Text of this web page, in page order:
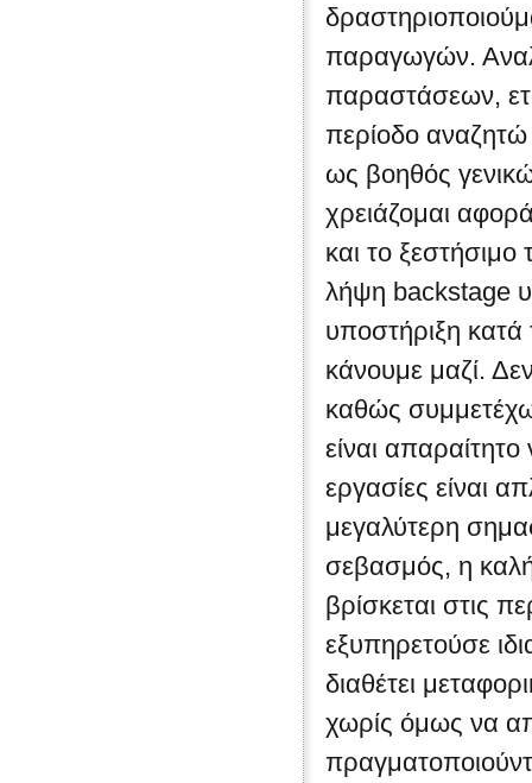
παραγωγών.
παραστάσεων,
περίοδο
ως βοηθός
χρειάζομαι
και το
λήψη backstage
υποστήριξη
κάνουμε μαζί.
καθώς
είναι
εργασίες είναι
μεγαλύτερη
σεβασμός, η
βρίσκεται στις
εξυπηρετούσε
διαθέτει
χωρίς όμως να